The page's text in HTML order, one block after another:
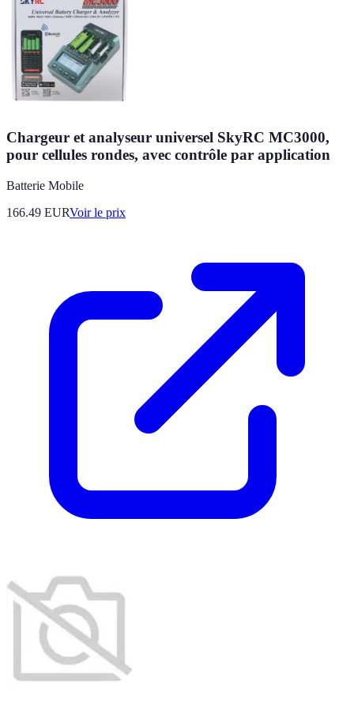
Chargeur et analyseur universel SkyRC MC3000,
pour cellules rondes, avec contrôle par application
Batterie Mobile
166.49 EURVoir le prix